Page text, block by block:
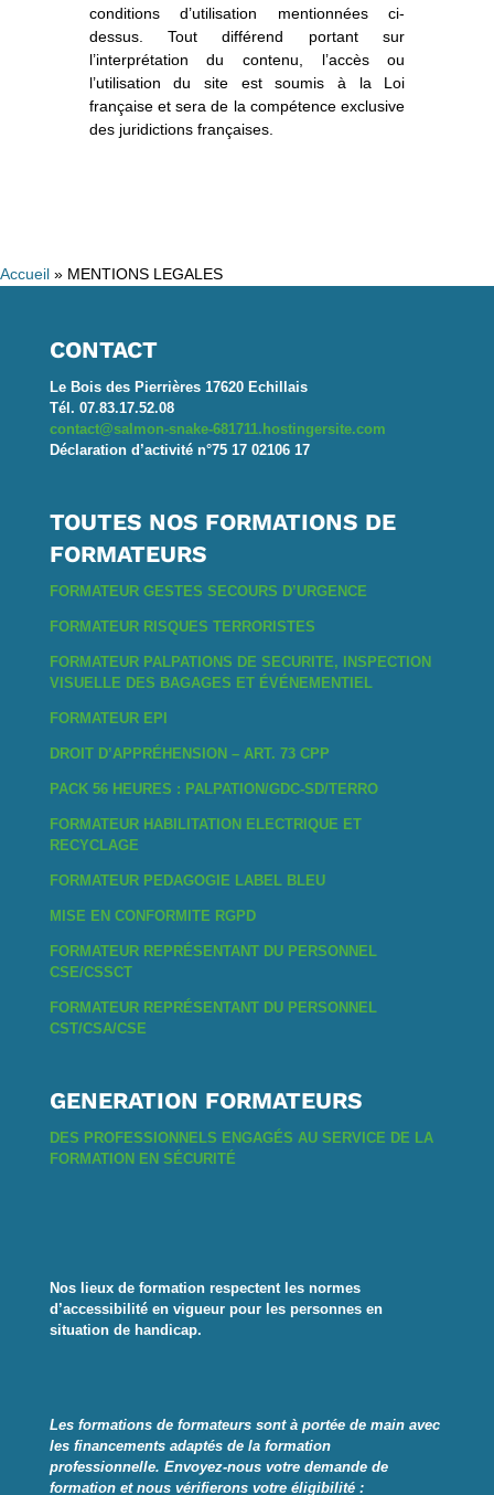
conditions d’utilisation mentionnées ci-
dessus. Tout différend portant sur
l’interprétation du contenu, l’accès ou
l’utilisation du site est soumis à la Loi
française et sera de la compétence exclusive
des juridictions françaises.
Accueil » MENTIONS LEGALES
CONTACT
Le Bois des Pierrières 17620 Echillais
Tél. 07.83.17.52.08
contact@salmon-snake-681711.hostingersite.com
Déclaration d’activité n°75 17 02106 17
TOUTES NOS FORMATIONS DE
FORMATEURS
FORMATEUR GESTES SECOURS D’URGENCE
FORMATEUR RISQUES TERRORISTES
FORMATEUR PALPATIONS DE SECURITE, INSPECTION
VISUELLE DES BAGAGES ET ÉVÉNEMENTIEL
FORMATEUR EPI
DROIT D’APPRÉHENSION – ART. 73 CPP
PACK 56 HEURES : PALPATION/GDC-SD/TERRO
FORMATEUR HABILITATION ELECTRIQUE ET
RECYCLAGE
FORMATEUR PEDAGOGIE LABEL BLEU
MISE EN CONFORMITE RGPD
FORMATEUR REPRÉSENTANT DU PERSONNEL
CSE/CSSCT
FORMATEUR REPRÉSENTANT DU PERSONNEL
CST/CSA/CSE
GENERATION FORMATEURS
DES PROFESSIONNELS ENGAGÉS AU SERVICE DE LA
FORMATION EN SÉCURITÉ
Nos lieux de formation respectent les normes
d’accessibilité en vigueur pour les personnes en
situation de handicap.
Les formations de formateurs sont à portée de main avec
les financements adaptés de la formation
professionnelle. Envoyez-nous votre demande de
formation et nous vérifierons votre éligibilité :